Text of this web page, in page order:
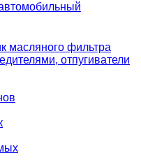
масляного фильтра
отпугиватели